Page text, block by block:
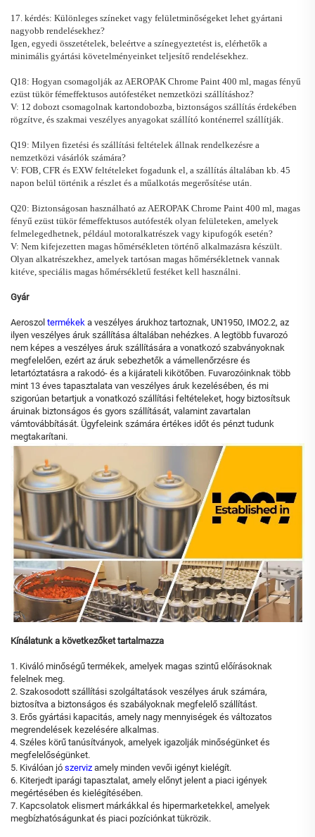
17. kérdés: Különleges színeket vagy felületminőségeket lehet gyártani
nagyobb rendelésekhez?
Igen, egyedi összetételek, beleértve a színegyeztetést is, elérhetők a
minimális gyártási követelményeinket teljesítő rendelésekhez.
Q18: Hogyan csomagolják az AEROPAK Chrome Paint 400 ml, magas fényű
ezüst tükör fémeffektusos autófestéket nemzetközi szállításhoz?
V: 12 dobozt csomagolnak kartondobozba, biztonságos szállítás érdekében
rögzítve, és szakmai veszélyes anyagokat szállító konténerrel szállítják.
Q19: Milyen fizetési és szállítási feltételek állnak rendelkezésre a
nemzetközi vásárlók számára?
V: FOB, CFR és EXW feltételeket fogadunk el, a szállítás általában kb. 45
napon belül történik a részlet és a műalkotás megerősítése után.
Q20: Biztonságosan használható az AEROPAK Chrome Paint 400 ml, magas
fényű ezüst tükör fémeffektusos autófesték olyan felületeken, amelyek
felmelegedhetnek, például motoralkatrészek vagy kipufogók esetén?
V: Nem kifejezetten magas hőmérsékleten történő alkalmazásra készült.
Olyan alkatrészekhez, amelyek tartósan magas hőmérsékletnek vannak
kitéve, speciális magas hőmérsékletű festéket kell használni.
Gyár
Aeroszol termékek a veszélyes árukhoz tartoznak, UN1950, IMO2.2, az
ilyen veszélyes áruk szállítása általában nehézkes. A legtöbb fuvarozó
nem képes a veszélyes áruk szállítására a vonatkozó szabványoknak
megfelelően, ezért az áruk sebezhetők a vámellenőrzésre és
letartóztatásra a rakodó- és a kijárateli kikötőben. Fuvarozóinknak több
mint 13 éves tapasztalata van veszélyes áruk kezelésében, és mi
szigorúan betartjuk a vonatkozó szállítási feltételeket, hogy biztosítsuk
áruinak biztonságos és gyors szállítását, valamint zavartalan
vámtovábbítását. Ügyfeleink számára értékes időt és pénzt tudunk
megtakarítani.
Kínálatunk a következőket tartalmazza
1. Kiváló minőségű termékek, amelyek magas szintű előírásoknak
felelnek meg.
2. Szakosodott szállítási szolgáltatások veszélyes áruk számára,
biztosítva a biztonságos és szabályoknak megfelelő szállítást.
3. Erős gyártási kapacitás, amely nagy mennyiségek és változatos
megrendelések kezelésére alkalmas.
4. Széles körű tanúsítványok, amelyek igazolják minőségünket és
megfelelőségünket.
5. Kiválóan jó szerviz amely minden vevői igényt kielégít.
6. Kiterjedt iparági tapasztalat, amely előnyt jelent a piaci igények
megértésében és kielégítésében.
7. Kapcsolatok elismert márkákkal és hipermarketekkel, amelyek
megbízhatóságunkat és piaci pozíciónkat tükrözik.